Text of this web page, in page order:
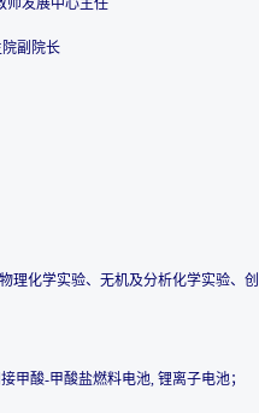
师发展中心主任
副院长
理化学实验、无机及分析化学实验、
甲酸-甲酸盐燃料电池, 锂离子电池；